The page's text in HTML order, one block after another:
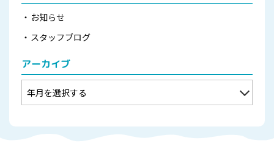
お知らせ
スタッフブログ
アーカイブ